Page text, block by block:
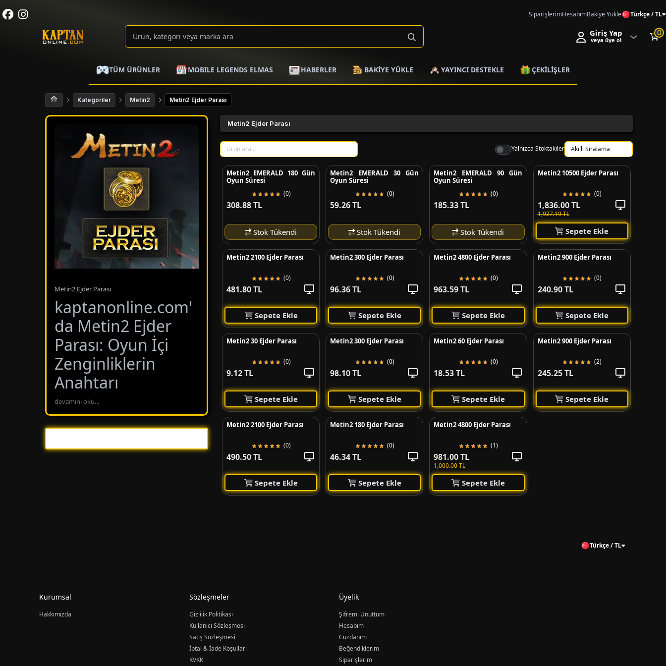
SiparişlerimHesabımBakiye Yükle Türkçe / TL
Giriş Yap
veya üye ol
0
TÜM ÜRÜNLER MOBILE LEGENDS ELMAS HABERLER BAKİYE YÜKLE YAYINCI DESTEKLE ÇEKİLİŞLER
Kategoriler Metin2 Metin2 Ejder Parası
Metin2 Ejder Parası
kaptanonline.com'
da Metin2 Ejder
Parası: Oyun İçi
Zenginliklerin
Anahtarı
kaptanonline.com'da bulunan Metin2 Ejder
Parası kategorisi, oyunculara oyun içi
eşyalar satın alabilir ve oyun deneyimlerini daha
devamını oku...
Metin2 Ejder Parası
Yalnızca Stoktakiler
Metin2 EMERALD 180 Gün
Oyun Süresi
(0)
308.88 TL
Stok Tükendi
Metin2 EMERALD 30 Gün
Oyun Süresi
(0)
59.26 TL
Stok Tükendi
Metin2 EMERALD 90 Gün
Oyun Süresi
(0)
185.33 TL
Stok Tükendi
Metin2 10500 Ejder Parası
(0)
1,836.00 TL
1,927.19 TL
Sepete Ekle
Metin2 2100 Ejder Parası
(0)
481.80 TL
Sepete Ekle
Metin2 300 Ejder Parası
(0)
96.36 TL
Sepete Ekle
Metin2 4800 Ejder Parası
(0)
963.59 TL
Sepete Ekle
Metin2 900 Ejder Parası
(0)
240.90 TL
Sepete Ekle
Metin2 30 Ejder Parası
(0)
9.12 TL
Sepete Ekle
Metin2 300 Ejder Parası
(0)
98.10 TL
Sepete Ekle
Metin2 60 Ejder Parası
(0)
18.53 TL
Sepete Ekle
Metin2 900 Ejder Parası
(2)
245.25 TL
Sepete Ekle
Metin2 2100 Ejder Parası
(0)
490.50 TL
Sepete Ekle
Metin2 180 Ejder Parası
(0)
46.34 TL
Sepete Ekle
Metin2 4800 Ejder Parası
(1)
981.00 TL
1,000.00 TL
Sepete Ekle
Türkçe / TL
Kurumsal
Hakkımızda
Sözleşmeler
Gizlilik Politikası
Kullanıcı Sözleşmesi
Satış Sözleşmesi
İptal & İade Koşulları
KVKK
Üyelik
Şifremi Unuttum
Hesabım
Cüzdanım
Beğendiklerim
Siparişlerim